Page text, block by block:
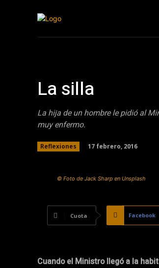
La silla
La hija de un hombre le pidió al
muy enfermo.
Reflexiones 17 febrero, 2016
© Foto de Jack Sharp en Unsplash
Cuota Facebook
Cuando el Ministro llegó a la